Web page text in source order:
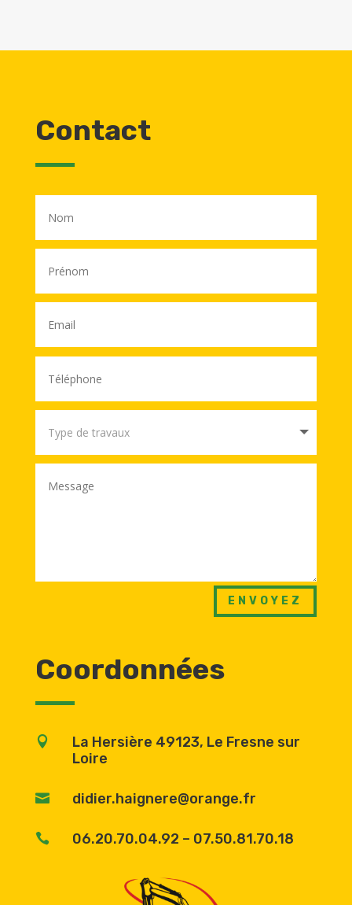
Contact
ENVOYEZ
Coordonnées

La Hersière 49123, Le Fresne sur
Loire
 didier.haignere@orange.fr
 06.20.70.04.92 – 07.50.81.70.18